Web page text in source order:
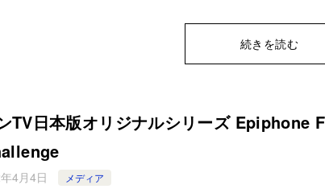
続きを読む
TV日本版オリジナルシリーズ Epiphone
4月4日 メディア